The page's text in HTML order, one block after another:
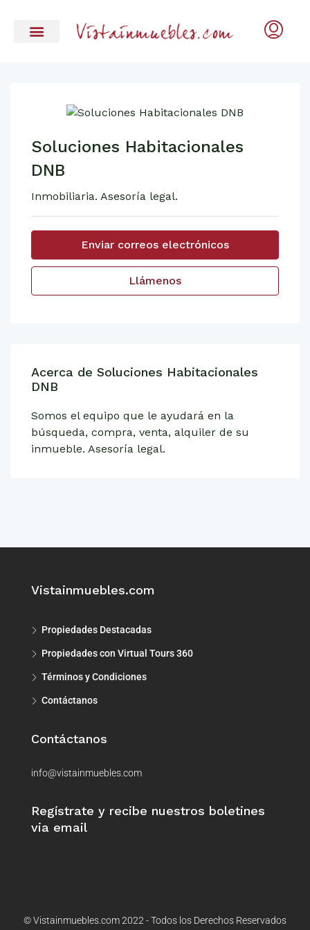
Soluciones Habitacionales
DNB
Inmobiliaria. Asesoría legal.
Enviar correos electrónicos
Llámenos
Acerca de Soluciones Habitacionales
DNB
Somos el equipo que le ayudará en la
búsqueda, compra, venta, alquiler de su
inmueble. Asesoría legal.
Vistainmuebles.com
Propiedades Destacadas
Propiedades con Virtual Tours 360
Términos y Condiciones
Contáctanos
Contáctanos
info@vistainmuebles.com
Regístrate y recibe nuestros boletines
via email
© Vistainmuebles.com 2022 - Todos los Derechos Reservados